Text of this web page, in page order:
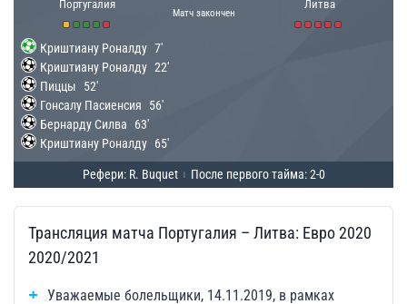
Португалия
Матч закончен
Литва
Криштиану Роналду 7'
Криштиану Роналду 22'
Пиццы
52'
Гонсалу Пасиенсия
56'
Бернарду Силва
63'
Криштиану Роналду 65'
Рефери: R. Buquet После первого тайма: 2-0
Трансляция матча Португалия – Литва: Евро 2020
2020/2021
Уважаемые болельщики, 14.11.2019, в рамках